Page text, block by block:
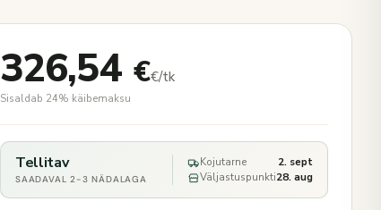
326,54 €€/tk
Sisaldab 24% käibemaksu
Tellitav
SAADAVAL 2-3 NÄDALAGA
Kojutarne
2. sept
Väljastuspunkti28. aug